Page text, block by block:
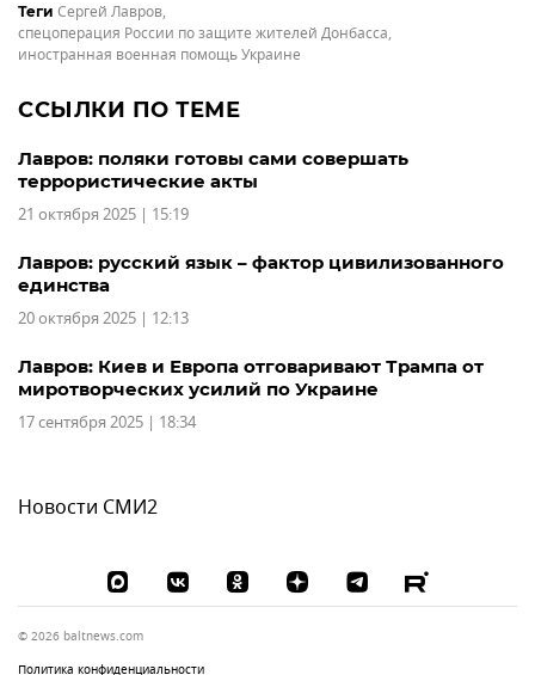
Теги Сергей Лавров,
спецоперация России по защите жителей Донбасса,
иностранная военная помощь Украине
ССЫЛКИ ПО ТЕМЕ
Лавров: поляки готовы сами совершать
террористические акты
21 октября 2025 | 15:19
Лавров: русский язык – фактор цивилизованного
единства
20 октября 2025 | 12:13
Лавров: Киев и Европа отговаривают Трампа от
миротворческих усилий по Украине
17 сентября 2025 | 18:34
Новости СМИ2
© 2026 baltnews.com
Политика конфиденциальности